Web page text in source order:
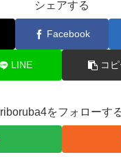
シェアする
Facebook
LINE コ
riboruba4をフォローす